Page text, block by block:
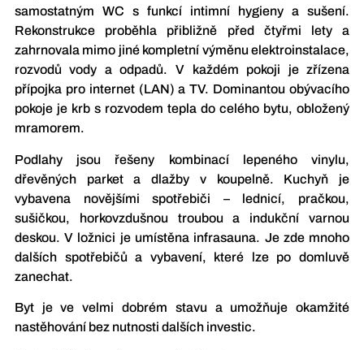
samostatným WC s funkcí intimní hygieny a sušení.
Rekonstrukce proběhla přibližně před čtyřmi lety a
zahrnovala mimo jiné kompletní výměnu elektroinstalace,
rozvodů vody a odpadů. V každém pokoji je zřízena
přípojka pro internet (LAN) a TV. Dominantou obývacího
pokoje je krb s rozvodem tepla do celého bytu, obložený
mramorem.
Podlahy jsou řešeny kombinací lepeného vinylu,
dřevěných parket a dlažby v koupelně. Kuchyň je
vybavena novějšími spotřebiči – lednicí, pračkou,
sušičkou, horkovzdušnou troubou a indukční varnou
deskou. V ložnici je umístěna infrasauna. Je zde mnoho
dalších spotřebičů a vybavení, které lze po domluvě
zanechat.
Byt je ve velmi dobrém stavu a umožňuje okamžité
nastěhování bez nutnosti dalších investic.